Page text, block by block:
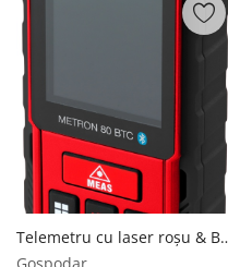
Telemetru cu laser roșu &